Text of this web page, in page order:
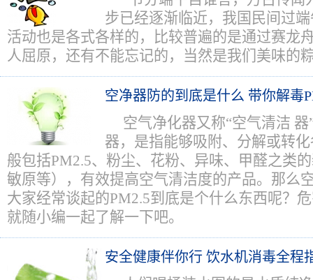
步已经逐渐临近，我国民间过
活动也是各式各样的，比较普遍的是通过赛龙
人屈原，还有不能忘记的，当然是我们美味的
空净器防的到底是什么 带你解毒
空气净化器又称“空气清洁
器，是指能够吸附、分解或转
般包括PM2.5、粉尘、花粉、异味、甲醛之类
敏原等），有效提高空气清洁度的产品。那么
大家经常谈起的PM2.5到底是个什么东西呢？
就随小编一起了解一下吧。
安全健康伴你行 饮水机消毒全程